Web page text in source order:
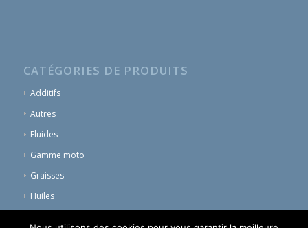
CATÉGORIES DE PRODUITS
Additifs
Autres
Fluides
Gamme moto
Graisses
Huiles